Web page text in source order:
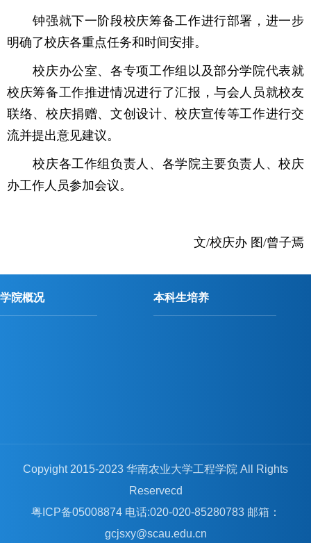
钟强就下一阶段校庆筹备工作进行部署，进一步
明确了校庆各重点任务和时间安排。
校庆办公室、各专项工作组以及部分学院代表就
校庆筹备工作推进情况进行了汇报，与会人员就校友
联络、校庆捐赠、文创设计、校庆宣传等工作进行交
流并提出意见建议。
校庆各工作组负责人、各学院主要负责人、校庆
办工作人员参加会议。
文/校庆办 图/曾子焉
学院概况 本科生培养
Copyight 2015-2023 华南农业大学工程学院 All Rights
Reservecd
粤ICP备05008874 电话:020-020-85280783 邮箱：
gcjsxy@scau.edu.cn